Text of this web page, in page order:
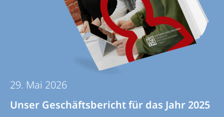
29. Mai 2026
Unser Geschäftsbericht für das Jahr 2025